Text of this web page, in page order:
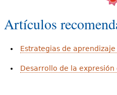
Artículos
Estrategias de
Desarrollo de la